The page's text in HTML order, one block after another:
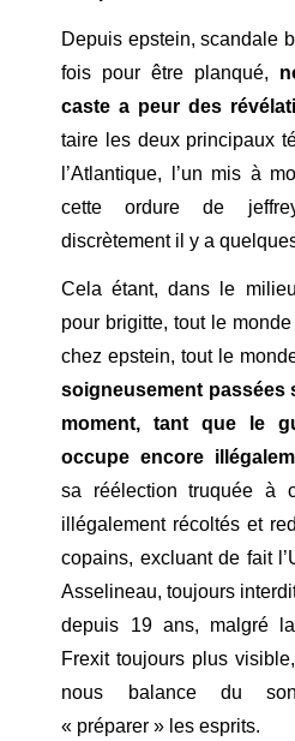
Depuis epstein, scandale
fois pour être planqué,
caste a peur des
taire les deux principaux
l’Atlantique, l’un mis à
cette ordure de
discrètement il y a
Cela étant, dans le
pour brigitte, tout le
chez epstein, tout le
soigneusement passées
moment, tant que le
occupe encore
sa réélection truquée à
illégalement récoltés et
copains, excluant de fait
Asselineau, toujours
depuis 19 ans, malgré
Frexit toujours plus
nous balance du
« préparer » les esprits.